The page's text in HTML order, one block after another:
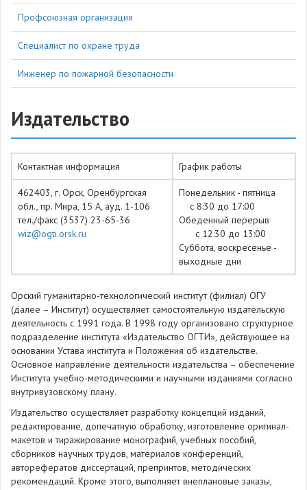
Профсоюзная организация
Специалист по охране труда
Инженер по пожарной безопасности
Издательство
Контактная информация График работы
462403, г. Орск, Оренбургская
обл., пр. Мира, 15 А, ауд. 1-106
тел./факс (3537) 23-65-36
wiz@ogti.orsk.ru
Понедельник - пятница
с 8:30 до 17:00
Обеденный перерыв
с 12:30 до 13:00
Суббота, воскресенье -
выходные дни
Орский гуманитарно-технологический институт (филиал) ОГУ
(далее – Институт) осуществляет самостоятельную издательскую
деятельность с 1991 года. В 1998 году организовано структурное
подразделение института «Издательство ОГТИ», действующее на
основании Устава института и Положения об издательстве.
Основное направление деятельности издательства – обеспечение
Института учебно-методическими и научными изданиями согласно
внутривузовскому плану.
Издательство осуществляет разработку концепций изданий,
редактирование, допечатную обработку, изготовление оригинал-
макетов и тиражирование монографий, учебных пособий,
сборников научных трудов, материалов конференций,
авторефератов диссертаций, препринтов, методических
рекомендаций. Кроме этого, выполняет внеплановые заказы,